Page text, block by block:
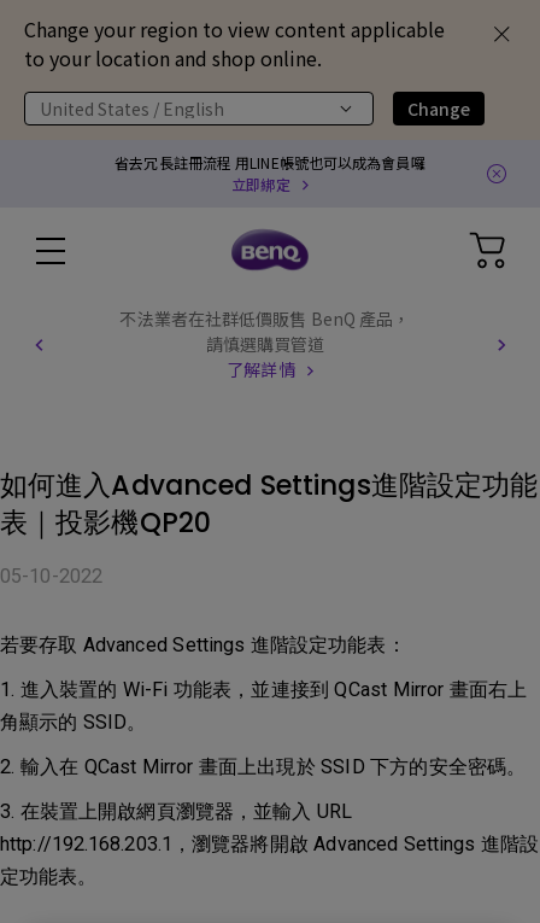
Change your region to view content applicable
to your location and shop online.
United States / English Change
省去冗長註冊流程 用LINE帳號也可以成為會員囉
立即綁定
不法業者在社群低價販售 BenQ 產品，
請慎選購買管道
了解詳情
如何進入Advanced Settings進階設定功能
表｜投影機QP20
05-10-2022
若要存取 Advanced Settings 進階設定功能表：
1. 進入裝置的 Wi-Fi 功能表，並連接到 QCast Mirror 畫面右上
角顯示的 SSID。
2. 輸入在 QCast Mirror 畫面上出現於 SSID 下方的安全密碼。
3. 在裝置上開啟網頁瀏覽器，並輸入 URL
http://192.168.203.1，瀏覽器將開啟 Advanced Settings 進階設
定功能表。